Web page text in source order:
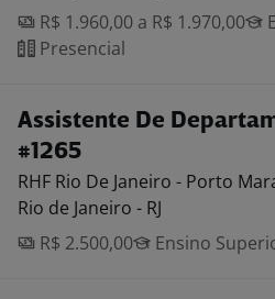
R$ 1.960,00 a R$ 1.970,00
Presencial
Assistente De
#1265
RHF Rio De Janeiro - Porto
Rio de Janeiro - RJ
R$ 2.500,00
Ensino